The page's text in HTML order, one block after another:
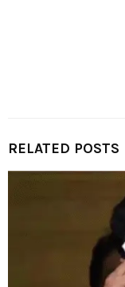
RELATED POSTS